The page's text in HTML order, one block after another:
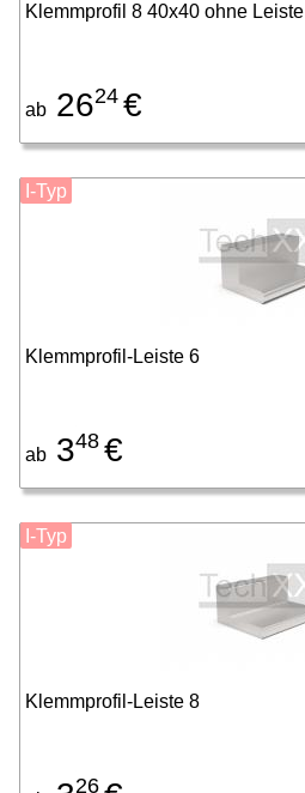
Klemmprofil 8 40x40 ohne Leiste
ab 2624 €
Klemmprofil-Leiste 6
ab 348 €
I-Typ
Klemmprofil-Leiste 8
26
I-Typ